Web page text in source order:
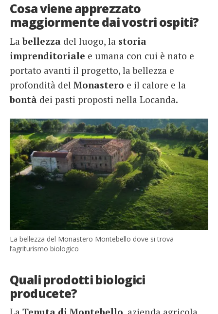
Cosa viene apprezzato
maggiormente dai vostri ospiti?
Labellezza del luogo, la storia
imprenditoriale e umana con cui è nato e
portato avanti il progetto, la bellezza e
profondità del Monastero e il calore e la
bontà dei pasti proposti nella Locanda.
La bellezza del Monastero Montebello dove si trova
l’agriturismo biologico
Quali prodotti biologici
producete?